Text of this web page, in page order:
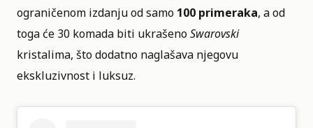
ograničenom izdanju od samo 100 primeraka, a od
toga će 30 komada biti ukrašenoSwarovski
kristalima, što dodatno naglašava njegovu
ekskluzivnost i luksuz.